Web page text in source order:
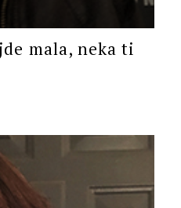
mala, neka ti